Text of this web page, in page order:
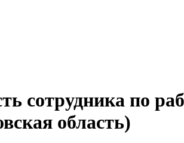
сотрудника по
область)